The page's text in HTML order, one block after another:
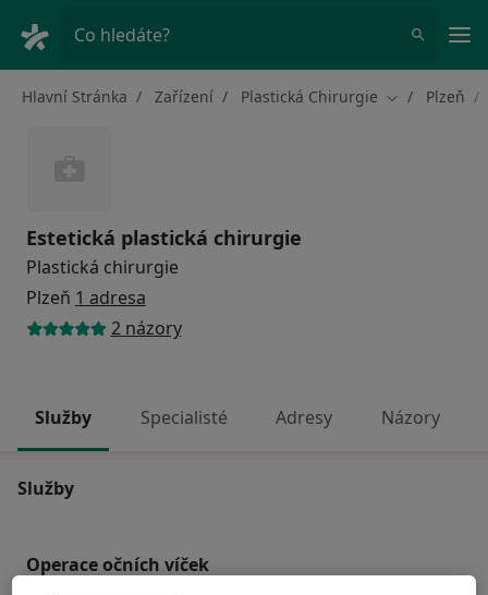
Co hledáte?
Hlavní Stránka Zařízení Plastická Chirurgie Změna města
Plzeň
Estetická plastická chirurgie
Plastická chirurgie
Plzeň 1 adresa
2 názory
Služby Specialisté Adresy Názory
Služby
Operace očních víček